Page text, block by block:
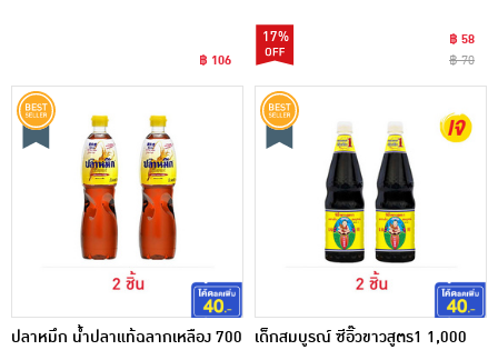
฿ 106
17%
฿ 58
฿ 70
ปลาหมึก น้ำปลาแท้ฉลากเหลือง 700
เด็กสมบูรณ์ ซีอิ๊วขาวสูตร1 1,000